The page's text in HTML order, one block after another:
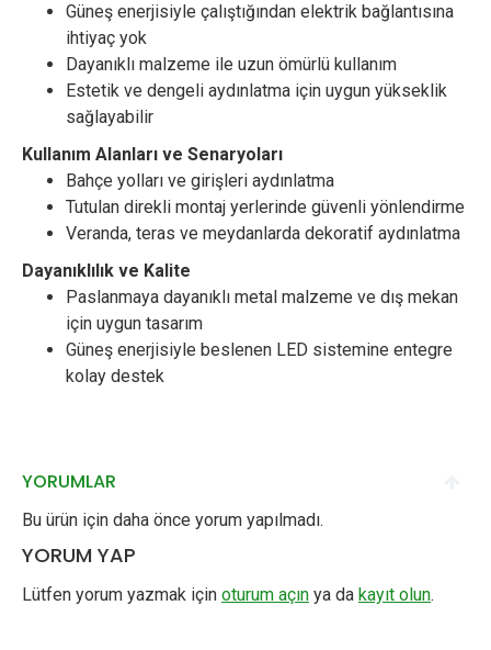
Güneş enerjisiyle çalıştığından elektrik bağlantısına
ihtiyaç yok
Dayanıklı malzeme ile uzun ömürlü kullanım
Estetik ve dengeli aydınlatma için uygun yükseklik
sağlayabilir
Kullanım Alanları ve Senaryoları
Bahçe yolları ve girişleri aydınlatma
Tutulan direkli montaj yerlerinde güvenli yönlendirme
Veranda, teras ve meydanlarda dekoratif aydınlatma
Dayanıklılık ve Kalite
Paslanmaya dayanıklı metal malzeme ve dış mekan
için uygun tasarım
Güneş enerjisiyle beslenen LED sistemine entegre
kolay destek
YORUMLAR
Bu ürün için daha önce yorum yapılmadı.
YORUM YAP
Lütfen yorum yazmak için oturum açın ya da kayıt olun.